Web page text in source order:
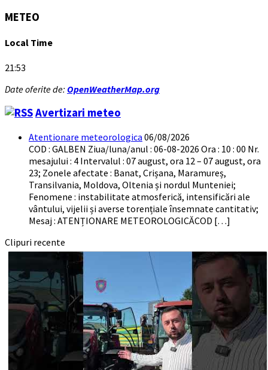
METEO
Local Time
21:53
Date oferite de: OpenWeatherMap.org
Avertizari meteo
Atentionare meteorologica 06/08/2026
COD : GALBEN Ziua/luna/anul : 06-08-2026 Ora : 10 : 00 Nr.
mesajului : 4 Intervalul : 07 august, ora 12 – 07 august, ora
23; Zonele afectate : Banat, Crișana, Maramureș,
Transilvania, Moldova, Oltenia și nordul Munteniei;
Fenomene : instabilitate atmosferică, intensificări ale
vântului, vijelii și averse torențiale însemnate cantitativ;
Mesaj : ATENȚIONARE METEOROLOGICĂCOD […]
Clipuri recente